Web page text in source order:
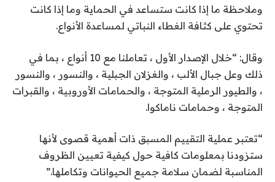
وملاحظة ما إذا كانت ستساعد في الحماية وما إذا كانت
تحتوي على كثافة الغطاء النباتي لمساعدة الأنواع.
وقال: “خلال الإصدار الأول ، تعاملنا مع 10 أنواع ، بما في
ذلك وعل جبال الألب ، والغزلان الجبلية ، والنسور ، والنسور
، والطيور الرملية المتوجة ، والحمامات الأوروبية ، والقبرات
المتوجة ، وحمامات ناماكوا.
“تعتبر عملية التقييم المسبق ذات أهمية قصوى لأنها
ستزودنا بمعلومات كافية حول كيفية تعيين الظروف
المناسبة لضمان سلامة جميع الحيوانات وتكاملها.”